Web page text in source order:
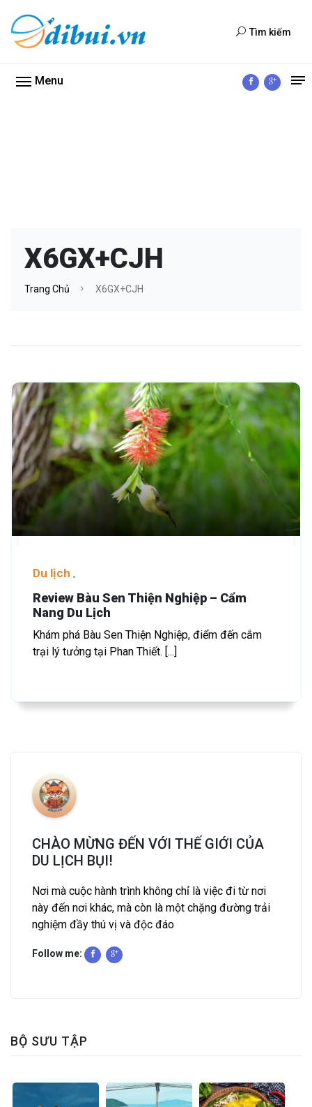
Tìm kiếm
Menu
X6GX+CJH
Trang Chủ X6GX+CJH
Du lịch
Review Bàu Sen Thiện Nghiệp – Cẩm
Nang Du Lịch
Khám phá Bàu Sen Thiện Nghiệp, điểm đến cắm
trại lý tưởng tại Phan Thiết. [...]
CHÀO MỪNG ĐẾN VỚI THẾ GIỚI CỦA
DU LỊCH BỤI!
Nơi mà cuộc hành trình không chỉ là việc đi từ nơi
này đến nơi khác, mà còn là một chặng đường trải
nghiệm đầy thú vị và độc đáo
Follow me:
BỘ SƯU TẬP